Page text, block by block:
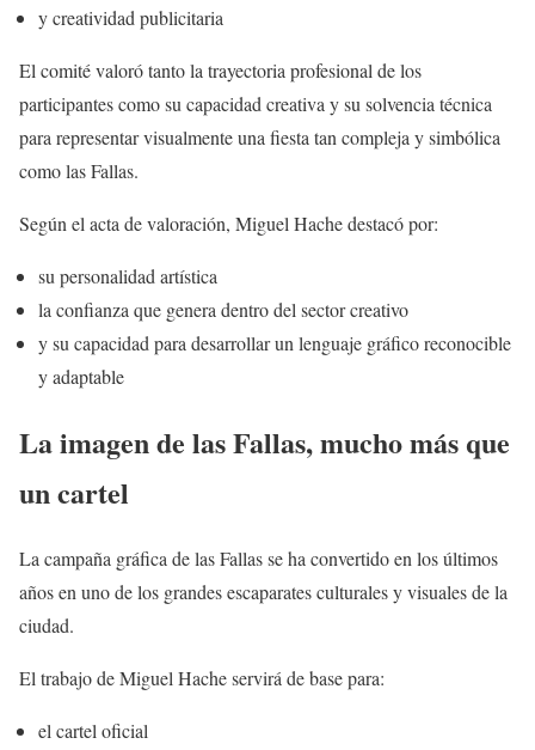
y creatividad publicitaria
El comité valoró tanto la trayectoria profesional de los
participantes como su capacidad creativa y su solvencia técnica
para representar visualmente una fiesta tan compleja y simbólica
como las Fallas.
Según el acta de valoración, Miguel Hache destacó por:
su personalidad artística
la confianza que genera dentro del sector creativo
y su capacidad para desarrollar un lenguaje gráfico reconocible
y adaptable
La imagen de las Fallas, mucho más que
un cartel
La campaña gráfica de las Fallas se ha convertido en los últimos
años en uno de los grandes escaparates culturales y visuales de la
ciudad.
El trabajo de Miguel Hache servirá de base para:
el cartel oficial